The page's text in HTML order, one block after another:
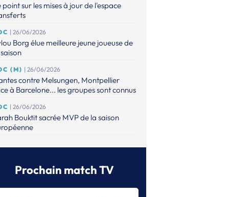
point sur les mises à jour de l'espace
| 26/06/2026
Borg élue meilleure jeune joueuse de
(M) | 26/06/2026
contre Melsungen, Montpellier
à Barcelone... les groupes sont connus
| 26/06/2026
Bouktit sacrée MVP de la saison
(M) | 25/06/2026
Prochain match TV